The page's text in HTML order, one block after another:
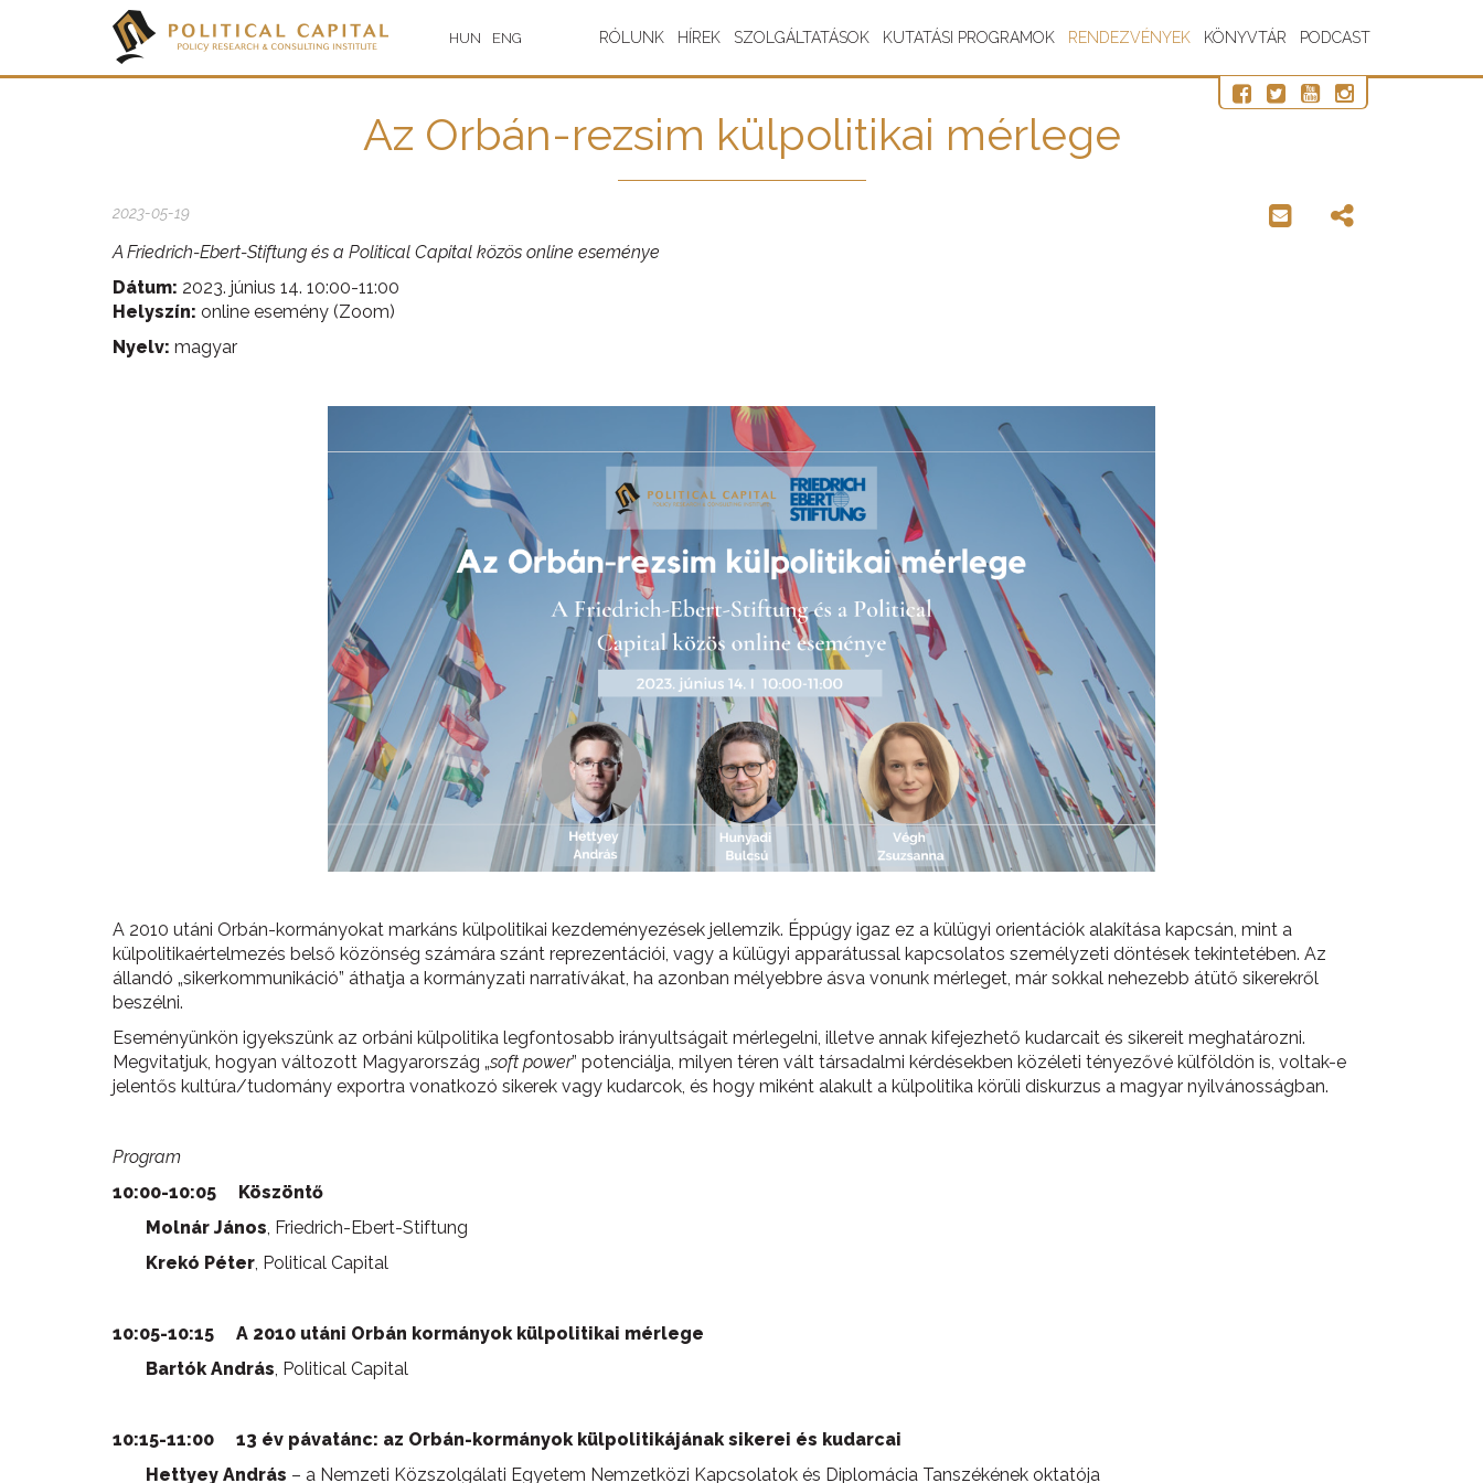
HUN ENG RÓLUNK HÍREK SZOLGÁLTATÁSOK KUTATÁSI PROGRAMOK RENDEZVÉNYEK KÖNYVTÁR PODCAST
Az Orbán-rezsim külpolitikai mérlege
2023-05-19
A Friedrich-Ebert-Stiftung és a Political Capital közös online eseménye
Dátum: 2023. június 14. 10:00-11:00
Helyszín: online esemény (Zoom)
Nyelv: magyar
A 2010 utáni Orbán-kormányokat markáns külpolitikai kezdeményezések jellemzik. Éppúgy igaz ez a külügyi orientációk alakítása kapcsán, mint a
külpolitikaértelmezés belső közönség számára szánt reprezentációi, vagy a külügyi apparátussal kapcsolatos személyzeti döntések tekintetében. Az
állandó „sikerkommunikáció” áthatja a kormányzati narratívákat, ha azonban mélyebbre ásva vonunk mérleget, már sokkal nehezebb átütő sikerekről
beszélni.
Eseményünkön igyekszünk az orbáni külpolitika legfontosabb irányultságait mérlegelni, illetve annak kifejezhető kudarcait és sikereit meghatározni.
Megvitatjuk, hogyan változott Magyarország „soft power” potenciálja, milyen téren vált társadalmi kérdésekben közéleti tényezővé külföldön is, voltak-e
jelentős kultúra/tudomány exportra vonatkozó sikerek vagy kudarcok, és hogy miként alakult a külpolitika körüli diskurzus a magyar nyilvánosságban.
Program
10:00-10:05 Köszöntő
Molnár János, Friedrich-Ebert-Stiftung
Krekó Péter, Political Capital
10:05-10:15
A 2010 utáni Orbán kormányok külpolitikai mérlege
Bartók András, Political Capital
10:15-11:00
13 év pávatánc: az Orbán-kormányok külpolitikájának sikerei és kudarcai
Hettyey András – a Nemzeti Közszolgálati Egyetem Nemzetközi Kapcsolatok és Diplomácia Tanszékének oktatója